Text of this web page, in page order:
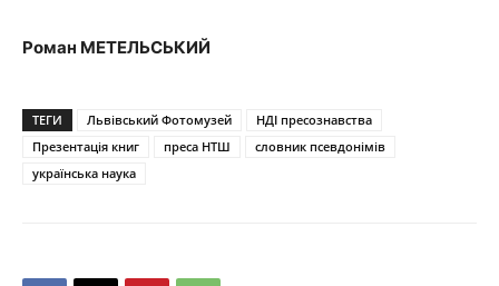
Роман МЕТЕЛЬСЬКИЙ
ТЕГИ Львівський Фотомузей
НДІ пресознавства
Презентація книг
преса НТШ
словник псевдонімів
українська наука